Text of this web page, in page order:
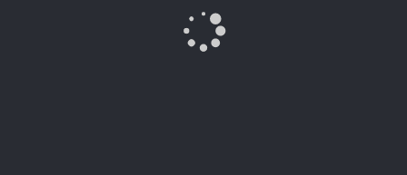
среди людей опасные игры на выживание.
Нэш и Джо разгадывают эти происшествия, пытаясь